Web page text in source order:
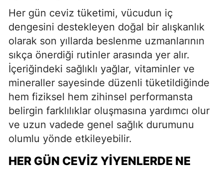
Her gün ceviz tüketimi, vücudun iç
dengesini destekleyen doğal bir alışkanlık
olarak son yıllarda beslenme uzmanlarının
sıkça önerdiği rutinler arasında yer alır.
İçeriğindeki sağlıklı yağlar, vitaminler ve
mineraller sayesinde düzenli tüketildiğinde
hem fiziksel hem zihinsel performansta
belirgin farklılıklar oluşmasına yardımcı olur
ve uzun vadede genel sağlık durumunu
olumlu yönde etkileyebilir.
HER GÜN CEVIZ YIYENLERDE NE